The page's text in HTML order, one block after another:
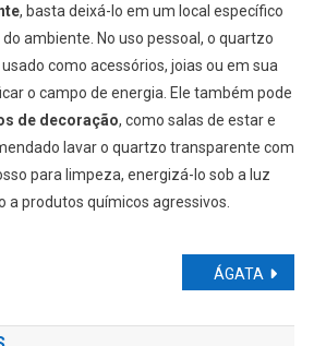
, basta deixá-lo em um local específico
ambiente. No uso pessoal, o quartzo
como acessórios, joias ou em sua
o campo de energia. Ele também pode
de decoração, como salas de estar e
lavar o quartzo transparente com
para limpeza, energizá-lo sob a luz
a produtos químicos agressivos.
ÁGATA